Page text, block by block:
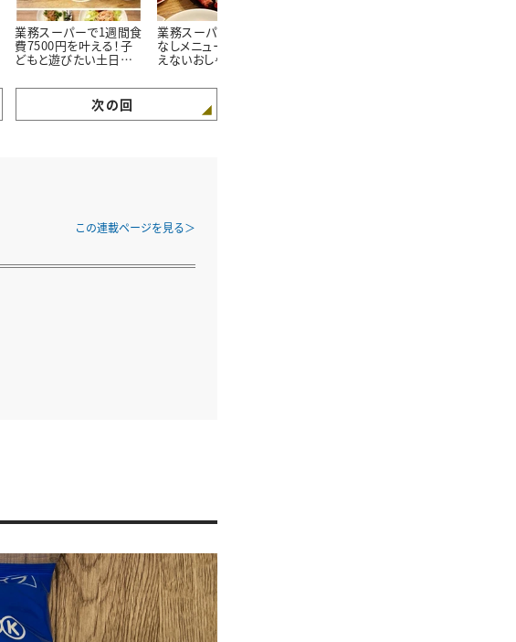
業務スーパーで1週間食
費7500円を叶える！子
どもと遊びたい土日の
家事ごはん！
業務スーパーでおもて
なしメニュー！節約に見
えないおしゃれレシピ4
事ごはん！
次の回
この連載ページを見る